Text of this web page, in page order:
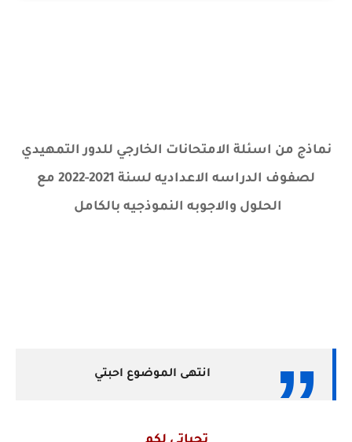
نماذج من اسئلة الامتحانات الخارجي للدور التمهيدي
لصفوف الدراسه الاعداديه لسنة 2021-2022 مع
الحلول والاجوبه النموذجيه بالكامل
انتهى الموضوع احبتي